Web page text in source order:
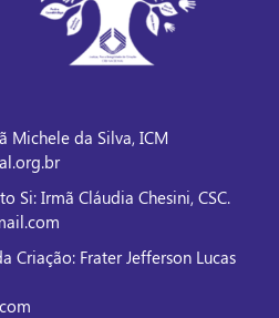
Michele da Silva, ICM
Si: Irmã Cláudia Chesini, CSC.
Criação: Frater Jefferson Lucas